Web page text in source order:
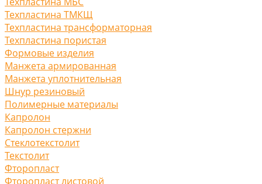
Техпластина ТМКЩ
Техпластина трансформаторная
Техпластина пористая
Формовые изделия
Манжета армированная
Манжета уплотнительная
Шнур резиновый
Полимерные материалы
Капролон
Капролон стержни
Стеклотекстолит
Текстолит
Фторопласт
Фторопласт листовой